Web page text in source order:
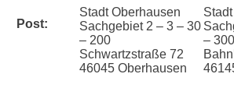
Post:
Stadt Oberhausen
Sachgebiet 2 – 3 – 30
– 200
Schwartzstraße 72
46045 Oberhausen
– 300